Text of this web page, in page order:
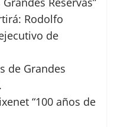
Rodolfo
de
de Grandes
“100 años de